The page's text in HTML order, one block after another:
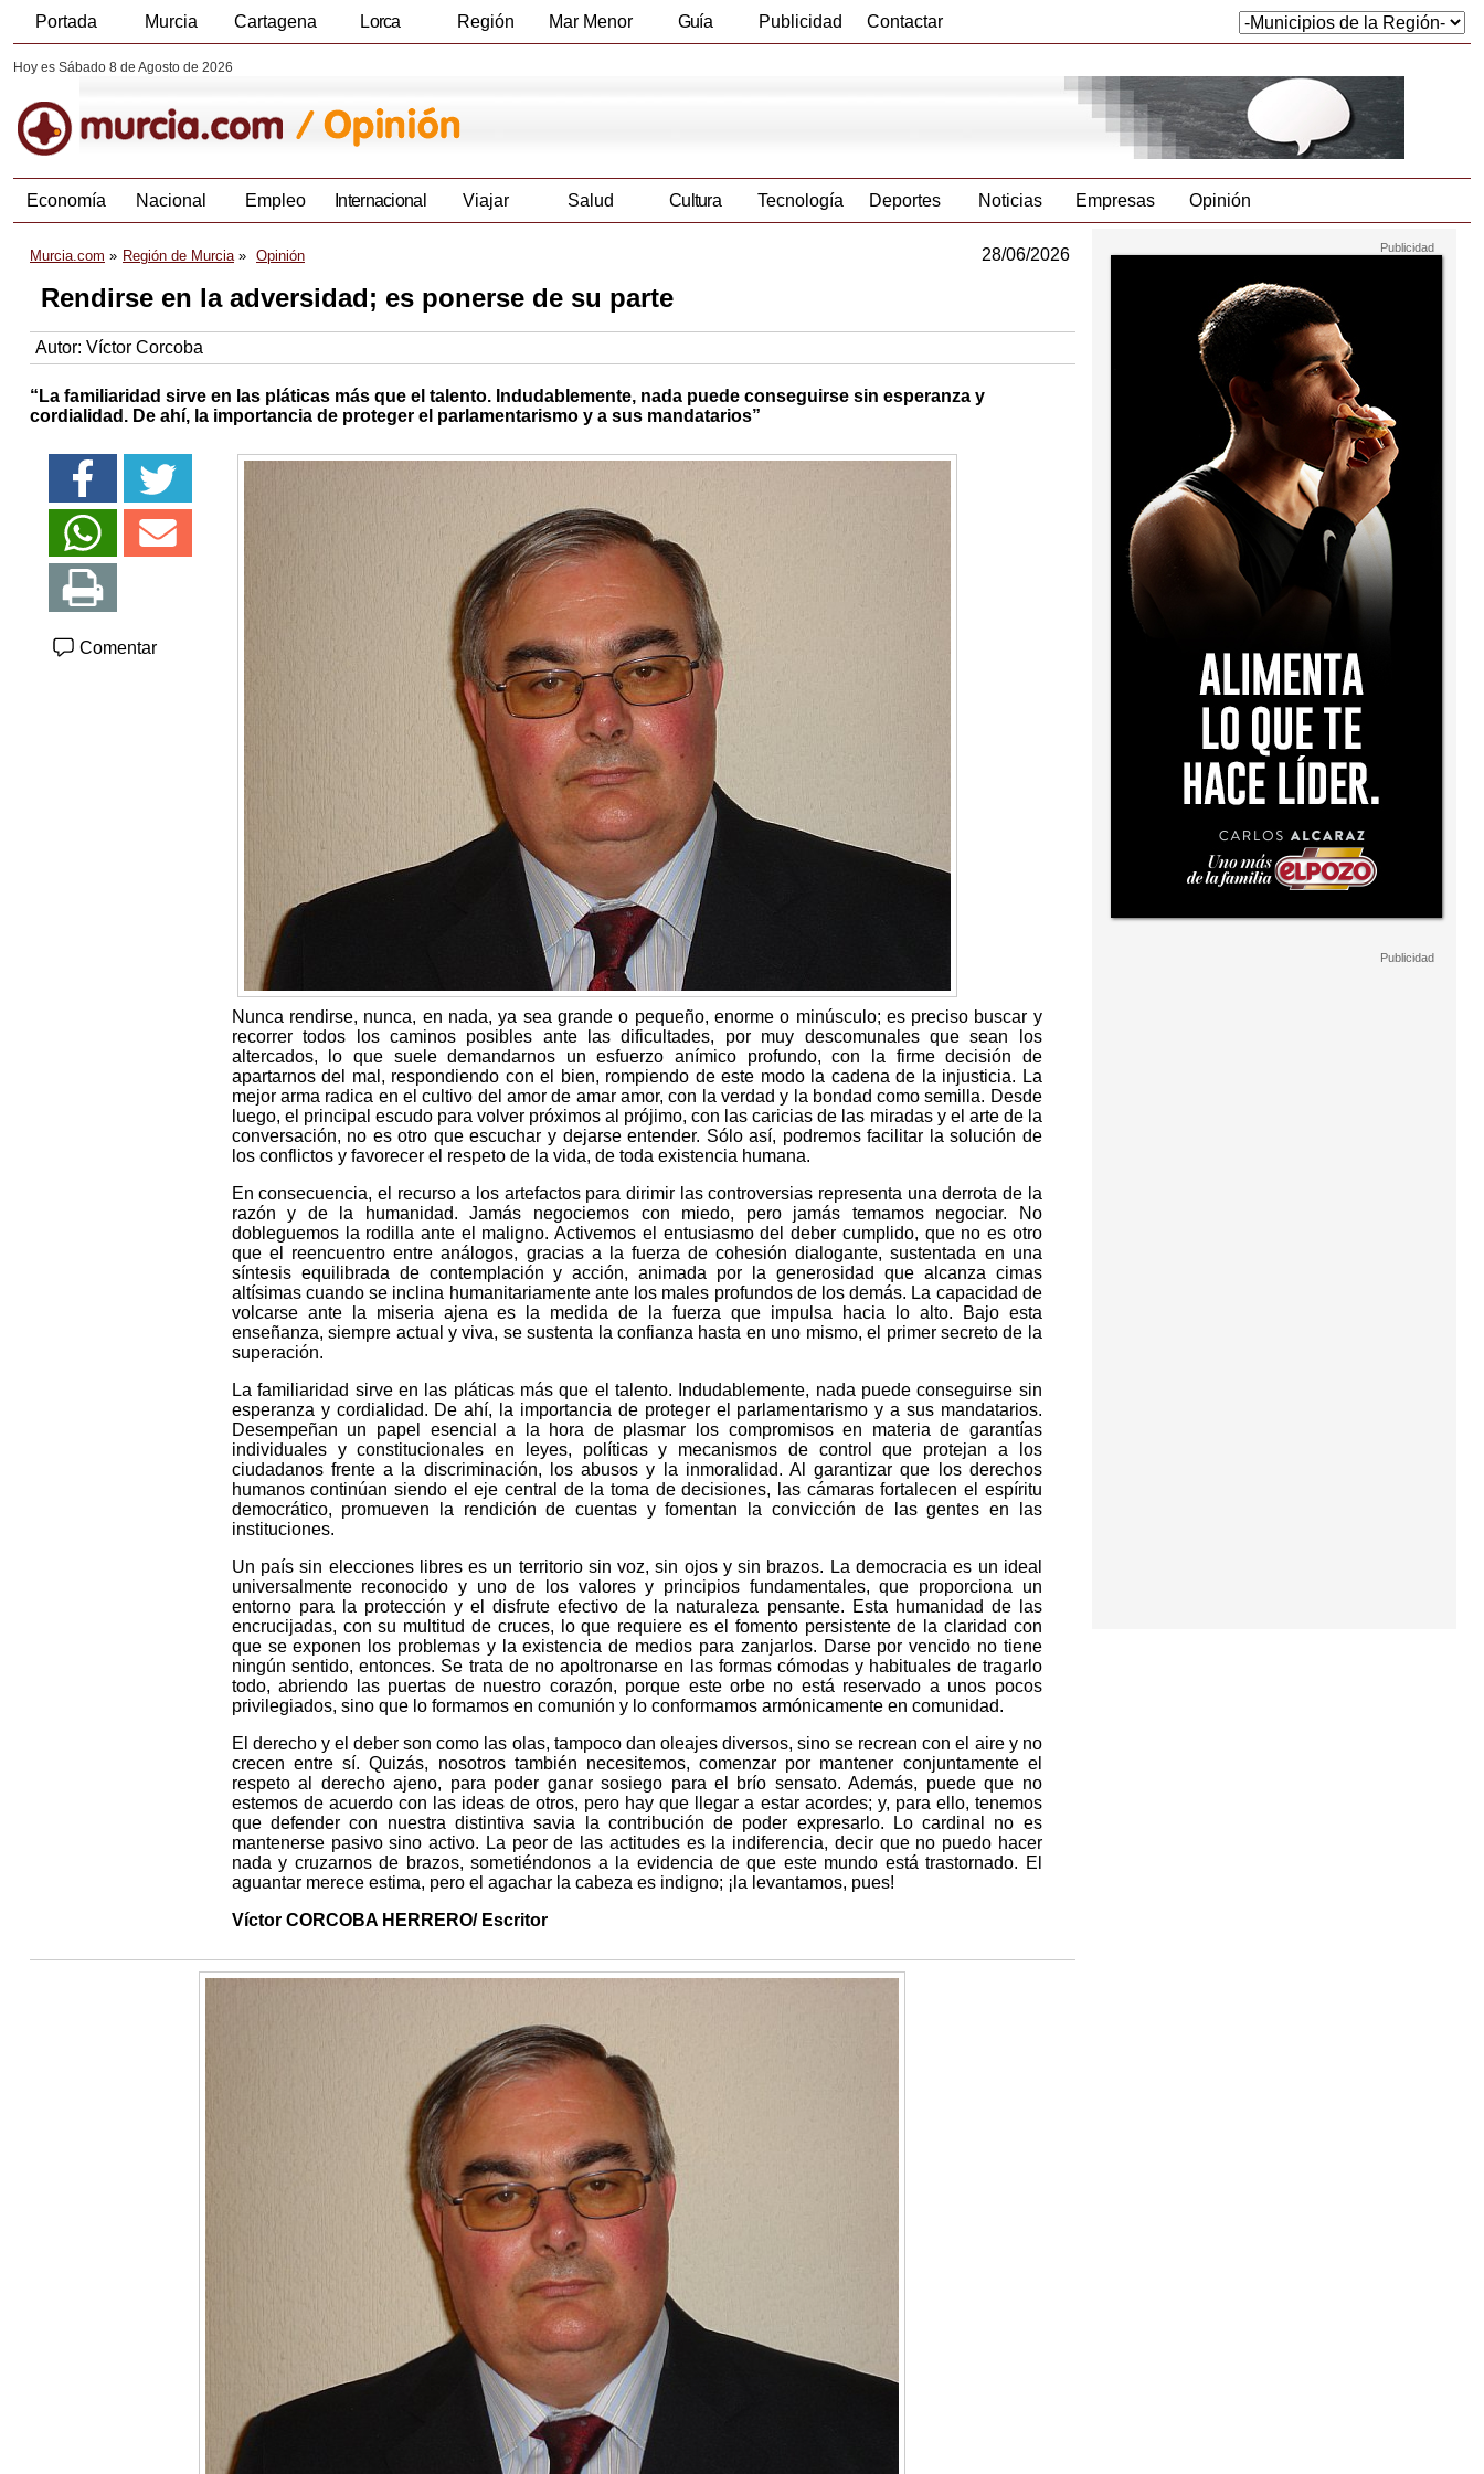
Portada Murcia Cartagena Lorca Región Mar Menor Guía Publicidad Contactar
Hoy es Sábado 8 de Agosto de 2026
Economía Nacional Empleo Internacional Viajar Salud Cultura Tecnología Deportes Noticias Empresas Opinión
Murcia.com Región de Murcia Opinión 28/06/2026
Rendirse en la adversidad; es ponerse de su parte
Autor: Víctor Corcoba
“La familiaridad sirve en las pláticas más que el talento. Indudablemente, nada puede conseguirse sin esperanza y
cordialidad. De ahí, la importancia de proteger el parlamentarismo y a sus mandatarios”
Comentar
Nunca rendirse, nunca, en nada, ya sea grande o pequeño, enorme o minúsculo; es preciso buscar y
recorrer todos los caminos posibles ante las dificultades, por muy descomunales que sean los
altercados, lo que suele demandarnos un esfuerzo anímico profundo, con la firme decisión de
apartarnos del mal, respondiendo con el bien, rompiendo de este modo la cadena de la injusticia. La
mejor arma radica en el cultivo del amor de amar amor, con la verdad y la bondad como semilla. Desde
luego, el principal escudo para volver próximos al prójimo, con las caricias de las miradas y el arte de la
conversación, no es otro que escuchar y dejarse entender. Sólo así, podremos facilitar la solución de
los conflictos y favorecer el respeto de la vida, de toda existencia humana.
En consecuencia, el recurso a los artefactos para dirimir las controversias representa una derrota de la
razón y de la humanidad. Jamás negociemos con miedo, pero jamás temamos negociar. No
dobleguemos la rodilla ante el maligno. Activemos el entusiasmo del deber cumplido, que no es otro
que el reencuentro entre análogos, gracias a la fuerza de cohesión dialogante, sustentada en una
síntesis equilibrada de contemplación y acción, animada por la generosidad que alcanza cimas
altísimas cuando se inclina humanitariamente ante los males profundos de los demás. La capacidad de
volcarse ante la miseria ajena es la medida de la fuerza que impulsa hacia lo alto. Bajo esta
enseñanza, siempre actual y viva, se sustenta la confianza hasta en uno mismo, el primer secreto de la
superación.
La familiaridad sirve en las pláticas más que el talento. Indudablemente, nada puede conseguirse sin
esperanza y cordialidad. De ahí, la importancia de proteger el parlamentarismo y a sus mandatarios.
Desempeñan un papel esencial a la hora de plasmar los compromisos en materia de garantías
individuales y constitucionales en leyes, políticas y mecanismos de control que protejan a los
ciudadanos frente a la discriminación, los abusos y la inmoralidad. Al garantizar que los derechos
humanos continúan siendo el eje central de la toma de decisiones, las cámaras fortalecen el espíritu
democrático, promueven la rendición de cuentas y fomentan la convicción de las gentes en las
instituciones.
Un país sin elecciones libres es un territorio sin voz, sin ojos y sin brazos. La democracia es un ideal
universalmente reconocido y uno de los valores y principios fundamentales, que proporciona un
entorno para la protección y el disfrute efectivo de la naturaleza pensante. Esta humanidad de las
encrucijadas, con su multitud de cruces, lo que requiere es el fomento persistente de la claridad con
que se exponen los problemas y la existencia de medios para zanjarlos. Darse por vencido no tiene
ningún sentido, entonces. Se trata de no apoltronarse en las formas cómodas y habituales de tragarlo
todo, abriendo las puertas de nuestro corazón, porque este orbe no está reservado a unos pocos
privilegiados, sino que lo formamos en comunión y lo conformamos armónicamente en comunidad.
El derecho y el deber son como las olas, tampoco dan oleajes diversos, sino se recrean con el aire y no
crecen entre sí. Quizás, nosotros también necesitemos, comenzar por mantener conjuntamente el
respeto al derecho ajeno, para poder ganar sosiego para el brío sensato. Además, puede que no
estemos de acuerdo con las ideas de otros, pero hay que llegar a estar acordes; y, para ello, tenemos
que defender con nuestra distintiva savia la contribución de poder expresarlo. Lo cardinal no es
mantenerse pasivo sino activo. La peor de las actitudes es la indiferencia, decir que no puedo hacer
nada y cruzarnos de brazos, sometiéndonos a la evidencia de que este mundo está trastornado. El
aguantar merece estima, pero el agachar la cabeza es indigno; ¡la levantamos, pues!
Víctor CORCOBA HERRERO/ Escritor